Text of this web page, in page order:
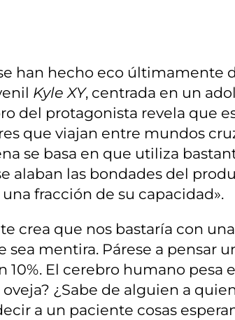
han hecho eco últimamente
Kyle XY, centrada en un
del protagonista revela que
que viajan entre mundos
se basa en que utiliza
alaban las bondades del
fracción de su capacidad».
crea que nos bastaría con
mentira. Párese a pensar
El cerebro humano pesa
¿Sabe de alguien a
a un paciente cosas